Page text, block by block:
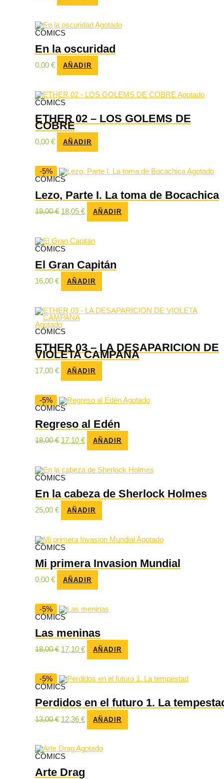
Agotado
CÓMICS
En la oscuridad
0,00 € AÑADIR
Agotado
CÓMICS
ETHER 02 – LOS GOLEMS DE
COBRE
0,00 € AÑADIR
-5%
Agotado
CÓMICS
Lezo, Parte I. La toma de Bocachica
19,00€ El
19,00 €.
18,05 €El
18,05 €.
AÑADIR
CÓMICS
El Gran Capitán
16,00 € AÑADIR
Agotado
CÓMICS
ETHER 03 – LA DESAPARICION DE
VIOLETA CAMPANA
17,00 € AÑADIR
-5%
Agotado
CÓMICS
Regreso al Edén
18,00€ El
18,00 €.
17,10 €El
17,10 €.
AÑADIR
CÓMICS
En la cabeza de Sherlock Holmes
25,00 € AÑADIR
Agotado
CÓMICS
Mi primera Invasion Mundial
0,00 € AÑADIR
-5%
CÓMICS
Las meninas
18,00€ El
18,00 €.
17,10 €El
17,10 €.
AÑADIR
-5%
CÓMICS
Perdidos en el futuro 1. La
13,00€ El
precio
13,00 €.
12,36 €El
precio
12,36 €.
AÑADIR
Agotado
CÓMICS
Arte Drag